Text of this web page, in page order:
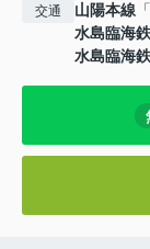
交通 山陽本線 「
水島臨海
水島臨海